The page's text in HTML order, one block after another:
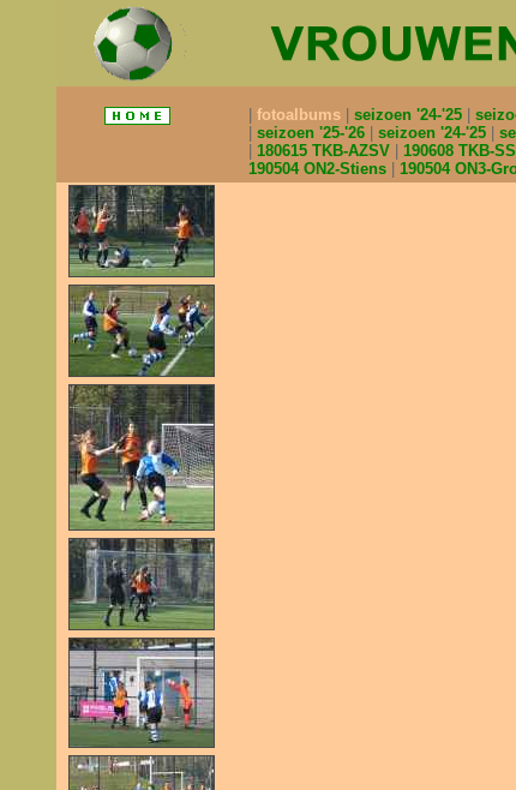
fotoalbums seizoen '24-'25
seizoen '25-'26
seizoen '24-'25
180615 TKB-AZSV
190608 TKB-
190504 ON2-Stiens
190504 ON3-